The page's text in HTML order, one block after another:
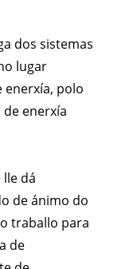
dos sistemas
lugar
enerxía, polo
enerxía
dá
de ánimo do
traballo para
de